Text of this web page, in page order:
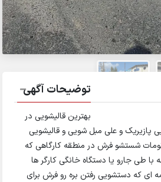
توضیحات آگهی
بهترین قالیشویی در
پازیریک و علی مبل شویی و قالیشویی
شستشو فرش در منطقه کارگاهی که
طی جارو یا دستگاه خانگی کارگر ها
ای که دستشویی رفتن بره رو فرش برای